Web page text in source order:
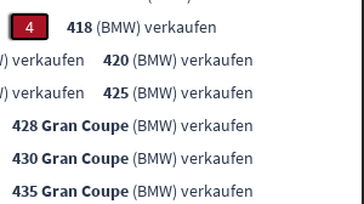
4 418 (BMW) verkaufen
verkaufen 420 (BMW) verkaufen
verkaufen 425 (BMW) verkaufen
428 Gran Coupe (BMW) verkaufen
430 Gran Coupe (BMW) verkaufen
435 Gran Coupe (BMW) verkaufen